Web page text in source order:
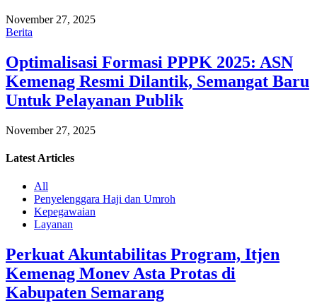
November 27, 2025
Berita
Optimalisasi Formasi PPPK 2025: ASN
Kemenag Resmi Dilantik, Semangat Baru
Untuk Pelayanan Publik
November 27, 2025
Latest Articles
All
Penyelenggara Haji dan Umroh
Kepegawaian
Layanan
Perkuat Akuntabilitas Program, Itjen
Kemenag Monev Asta Protas di
Kabupaten Semarang